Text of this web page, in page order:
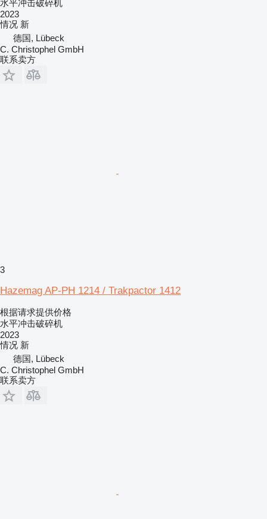
水平冲击破碎机
2023
情况 新
德国, Lübeck
C. Christophel GmbH
联系卖方
3
Hazemag AP-PH 1214 / Trakpactor 1412
根据请求提供价格
水平冲击破碎机
2023
情况 新
德国, Lübeck
C. Christophel GmbH
联系卖方